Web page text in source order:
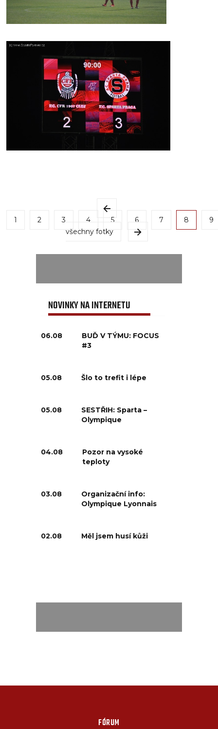
1 2 3 4 5 6 7 8
9
všechny fotky
NOVINKY NA INTERNETU
06.08
BUĎ V TÝMU: FOCUS
#3
05.08 Šlo to trefit i lépe
05.08
SESTŘIH: Sparta –
Olympique
04.08
Pozor na vysoké
teploty
03.08
Organizační info:
Olympique Lyonnais
02.08 Měl jsem husí kůži
FÓRUM